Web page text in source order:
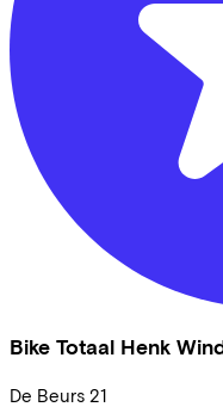
Bike Totaal Henk
De Beurs 21